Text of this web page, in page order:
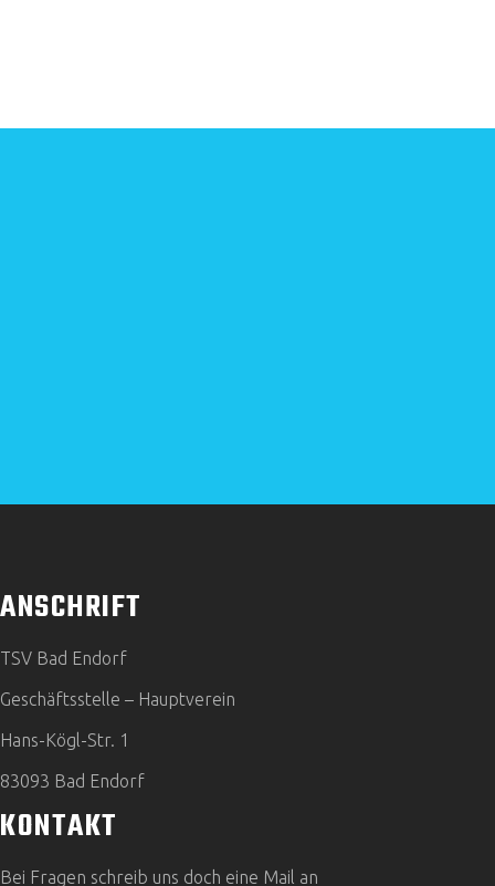
ANSCHRIFT
TSV Bad Endorf
Geschäftsstelle – Hauptverein
Hans-Kögl-Str. 1
83093 Bad Endorf
KONTAKT
Bei Fragen schreib uns doch eine Mail an